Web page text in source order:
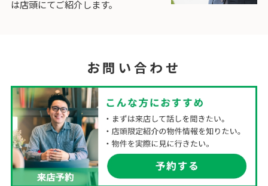
は店頭にてご紹介します。
お問い合わせ